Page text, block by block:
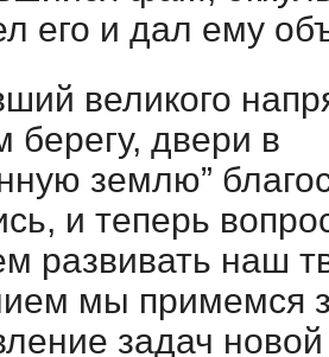
его и дал ему
великого
берегу, двери в
землю”
и теперь
развивать наш
мы примемся
задач